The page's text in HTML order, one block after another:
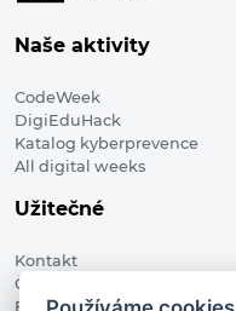
Naše aktivity
CodeWeek
DigiEduHack
Katalog kyberprevence
All digital weeks
Užitečné
Kontakt
Členské organizace
Blog